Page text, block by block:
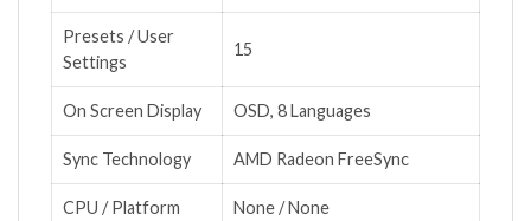
Presets / User
Settings
15
On Screen Display OSD, 8 Languages
Sync Technology AMD Radeon FreeSync
CPU / Platform None / None